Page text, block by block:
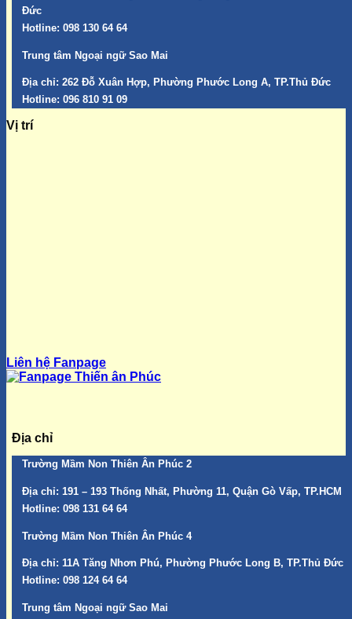
Đức
Hotline: 098 130 64 64
Trung tâm Ngoại ngữ Sao Mai
Địa chỉ: 262 Đỗ Xuân Hợp, Phường Phước Long A, TP.Thủ Đức
Hotline: 096 810 91 09
Vị trí
Liên hệ Fanpage
Địa chỉ
Trường Mầm Non Thiên Ân Phúc 2
Địa chỉ: 191 – 193 Thống Nhất, Phường 11, Quận Gò Vấp, TP.HCM
Hotline: 098 131 64 64
Trường Mầm Non Thiên Ân Phúc 4
Địa chỉ: 11A Tăng Nhơn Phú, Phường Phước Long B, TP.Thủ Đức
Hotline: 098 124 64 64
Trung tâm Ngoại ngữ Sao Mai